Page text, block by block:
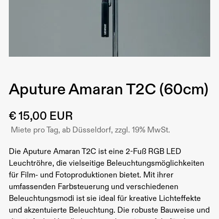
Aputure Amaran T2C (60cm)
€ 15,00 EUR
Miete pro Tag, ab Düsseldorf, zzgl. 19% MwSt.
Die Aputure Amaran T2C ist eine 2-Fuß RGB LED
Leuchtröhre, die vielseitige Beleuchtungsmöglichkeiten
für Film- und Fotoproduktionen bietet. Mit ihrer
umfassenden Farbsteuerung und verschiedenen
Beleuchtungsmodi ist sie ideal für kreative Lichteffekte
und akzentuierte Beleuchtung. Die robuste Bauweise und